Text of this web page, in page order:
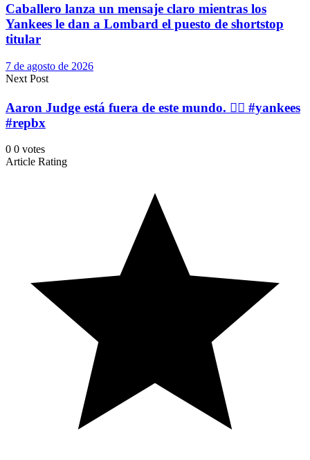
Caballero lanza un mensaje claro mientras los
Yankees le dan a Lombard el puesto de shortstop
titular
7 de agosto de 2026
Next Post
Aaron Judge está fuera de este mundo. 👨‍⚖️ #yankees
#repbx
0 0 votes
Article Rating